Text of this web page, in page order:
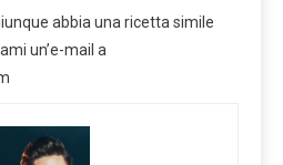
abbia una ricetta simile
un’e-mail a